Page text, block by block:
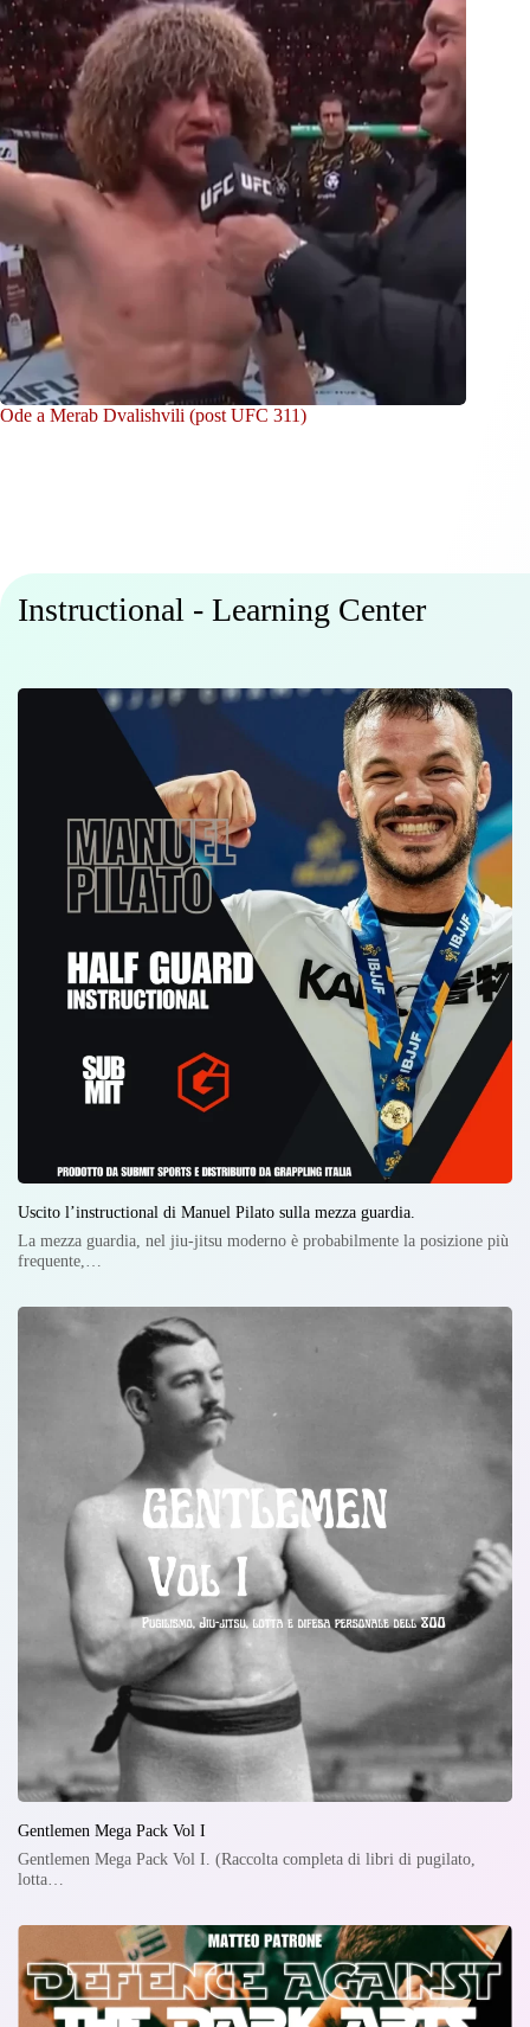
Ode a Merab Dvalishvili (post UFC 311)
Instructional - Learning Center
Uscito l’instructional di Manuel Pilato sulla mezza guardia.
La mezza guardia, nel jiu-jitsu moderno è probabilmente la posizione più
frequente,…
Gentlemen Mega Pack Vol I
Gentlemen Mega Pack Vol I. (Raccolta completa di libri di pugilato,
lotta…